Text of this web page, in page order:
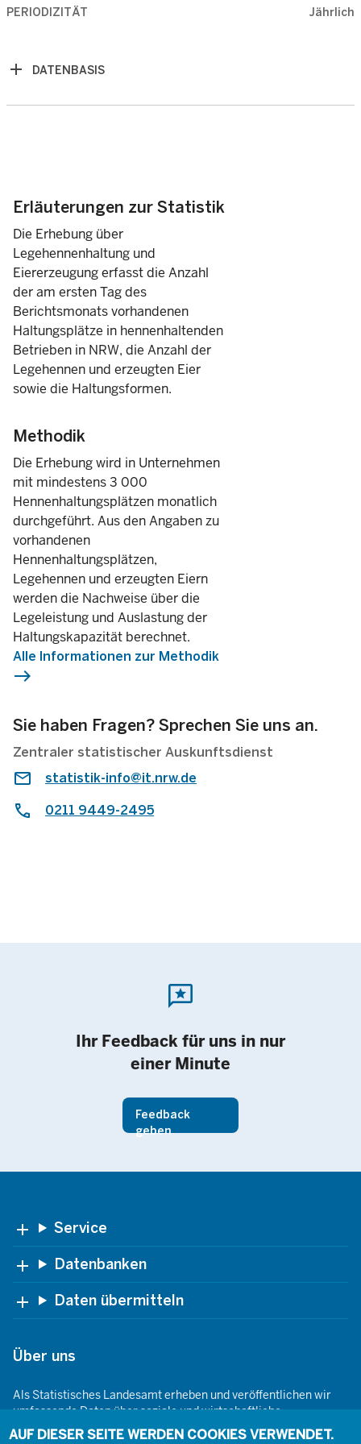
PERIODIZITÄT Jährlich
DATENBASIS
Erläuterungen zur Statistik
Die Erhebung über
Legehennenhaltung und
Eiererzeugung erfasst die Anzahl
der am ersten Tag des
Berichtsmonats vorhandenen
Haltungsplätze in hennenhaltenden
Betrieben in NRW, die Anzahl der
Legehennen und erzeugten Eier
sowie die Haltungsformen.
Methodik
Die Erhebung wird in Unternehmen
mit mindestens 3 000
Hennenhaltungsplätzen monatlich
durchgeführt. Aus den Angaben zu
vorhandenen
Hennenhaltungsplätzen,
Legehennen und erzeugten Eiern
werden die Nachweise über die
Legeleistung und Auslastung der
Haltungskapazität berechnet.
Alle Informationen zur Methodik
east
Sie haben Fragen? Sprechen Sie uns an.
Zentraler statistischer Auskunftsdienst
statistik-info@it.nrw.de
0211 9449-2495
reviews
Ihr Feedback für uns in nur
einer Minute
Feedback
geben
Footer Service
Datenbanken
Daten übermitteln
Über uns
Als Statistisches Landesamt erheben und veröffentlichen wir
umfassende Daten über soziale und wirtschaftliche
Gegebenheiten. Dabei sind wir den Grundsätzen der Neutralität,
AUF DIESER SEITE WERDEN COOKIES VERWENDET.